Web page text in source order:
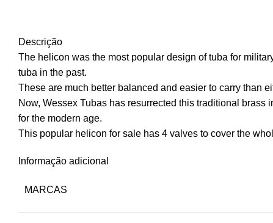
Descrição
The helicon was the most popular design of tuba for
tuba in the past.
These are much better balanced and easier to carry than
Now, Wessex Tubas has resurrected this traditional
for the modern age.
This popular helicon for sale has 4 valves to cover the
Informação adicional
MARCAS